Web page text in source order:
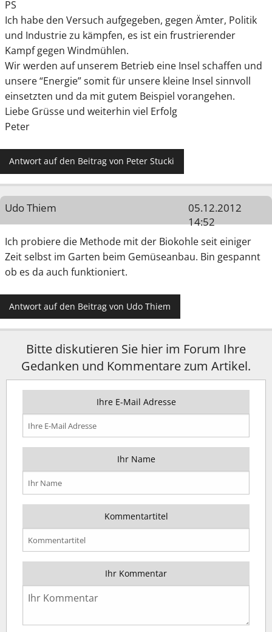
PS
Ich habe den Versuch aufgegeben, gegen Ämter, Politik
und Industrie zu kämpfen, es ist ein frustrierender
Kampf gegen Windmühlen.
Wir werden auf unserem Betrieb eine Insel schaffen und
unsere “Energie” somit für unsere kleine Insel sinnvoll
einsetzten und da mit gutem Beispiel vorangehen.
Liebe Grüsse und weiterhin viel Erfolg
Peter
Antwort auf den Beitrag von Peter Stucki
Udo Thiem
05.12.2012
14:52
Ich probiere die Methode mit der Biokohle seit einiger
Zeit selbst im Garten beim Gemüseanbau. Bin gespannt
ob es da auch funktioniert.
Antwort auf den Beitrag von Udo Thiem
Bitte diskutieren Sie hier im Forum Ihre
Gedanken und Kommentare zum Artikel.
Ihre E-Mail Adresse
Ihr Name
Kommentartitel
Ihr Kommentar